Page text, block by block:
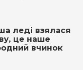
леді взялася
це наше
вчинок